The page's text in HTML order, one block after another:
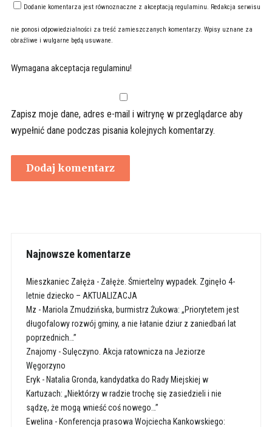
Dodanie komentarza jest równoznaczne z akceptacją regulaminu . Redakcja serwisu
nie ponosi odpowiedzialności za treść zamieszczanych komentarzy. Wpisy uznane za
obraźliwe i wulgarne będą usuwane.
Wymagana akceptacja regulaminu!
Zapisz moje dane, adres e-mail i witrynę w przeglądarce aby
wypełnić dane podczas pisania kolejnych komentarzy.
Najnowsze komentarze
Mieszkaniec Załęża - Załęże. Śmiertelny wypadek. Zginęło 4-
letnie dziecko – AKTUALIZACJA
Mz -Mariola Zmudzińska, burmistrz Żukowa: „Priorytetem jest
długofalowy rozwój gminy, a nie łatanie dziur z zaniedbań lat
poprzednich…”
Znajomy-Sulęczyno. Akcja ratownicza na Jeziorze
Węgorzyno
Eryk-Natalia Gronda, kandydatka do Rady Miejskiej w
Kartuzach: „Niektórzy w radzie trochę się zasiedzieli i nie
sądzę, że mogą wnieść coś nowego…”
Ewelina -Konferencja prasowa Wojciecha Kankowskiego: